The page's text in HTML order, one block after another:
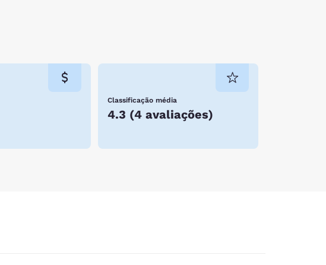
Classificação média
4.3 (4 avaliações)